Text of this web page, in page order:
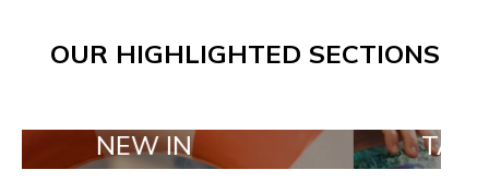
OUR HIGHLIGHTED SECTIONS
IN TAILOR MADE